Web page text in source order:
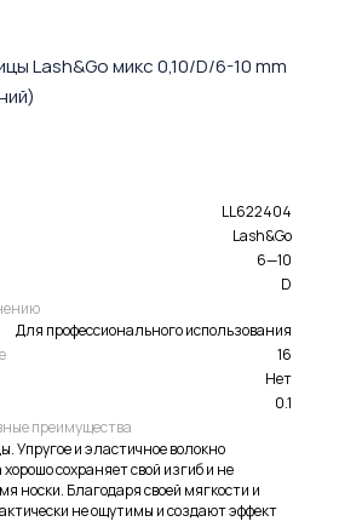
Lash&Go микс 0,10/D/6-10 mm
LL622404
Lash&Go
6—10
D
Для профессионального использования
16
Нет
0.1
преимущества
Упругое и эластичное волокно
сохраняет свой изгиб и не
носки. Благодаря своей мягкости и
не ощутимы и создают эффект